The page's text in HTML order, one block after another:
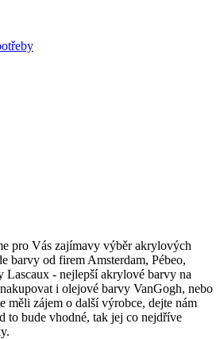
pro Vás zajímavy výběr akrylových
barvy od firem Amsterdam, Pébeo,
Lascaux - nejlepší akrylové barvy na
i olejové barvy VanGogh, nebo
měli zájem o další výrobce, dejte nám
to bude vhodné, tak jej co nejdříve